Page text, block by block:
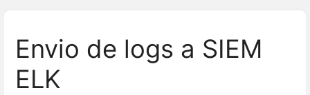
Envio de logs a SIEM
ELK